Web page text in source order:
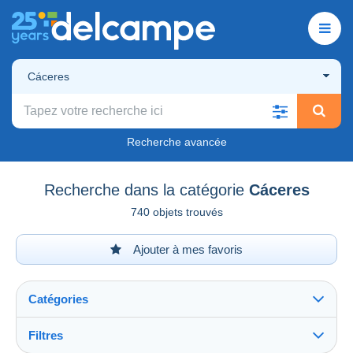
Cáceres
Recherche avancée
Recherche dans la catégorie Cáceres
740 objets trouvés
Ajouter à mes favoris
Catégories
Filtres